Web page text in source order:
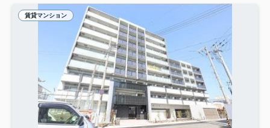
賃貸マンション